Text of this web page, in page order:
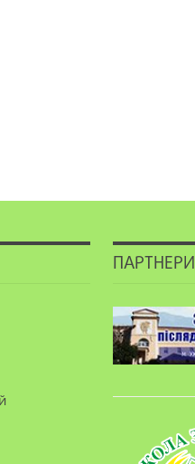
ПАРТНЕРИ